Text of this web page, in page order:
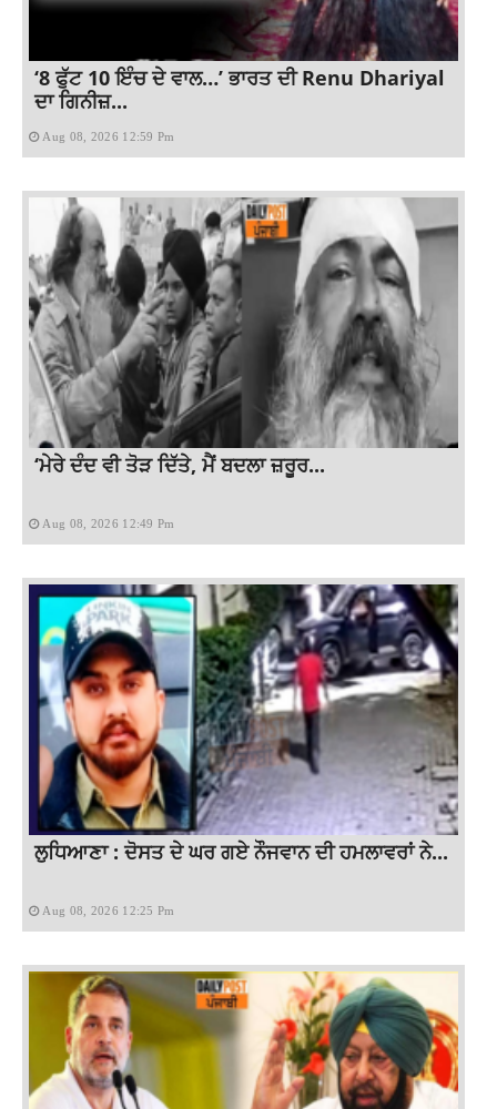
‘8 ਫੁੱਟ 10 ਇੰਚ ਦੇ ਵਾਲ…’ ਭਾਰਤ ਦੀ Renu Dhariyal
ਦਾ ਗਿਨੀਜ਼...
Aug 08, 2026 12:59 Pm
‘ਮੇਰੇ ਦੰਦ ਵੀ ਤੋੜ ਦਿੱਤੇ, ਮੈਂ ਬਦਲਾ ਜ਼ਰੂਰ...
Aug 08, 2026 12:49 Pm
ਲੁਧਿਆਣਾ : ਦੋਸਤ ਦੇ ਘਰ ਗਏ ਨੌਜਵਾਨ ਦੀ ਹਮਲਾਵਰਾਂ ਨੇ...
Aug 08, 2026 12:25 Pm